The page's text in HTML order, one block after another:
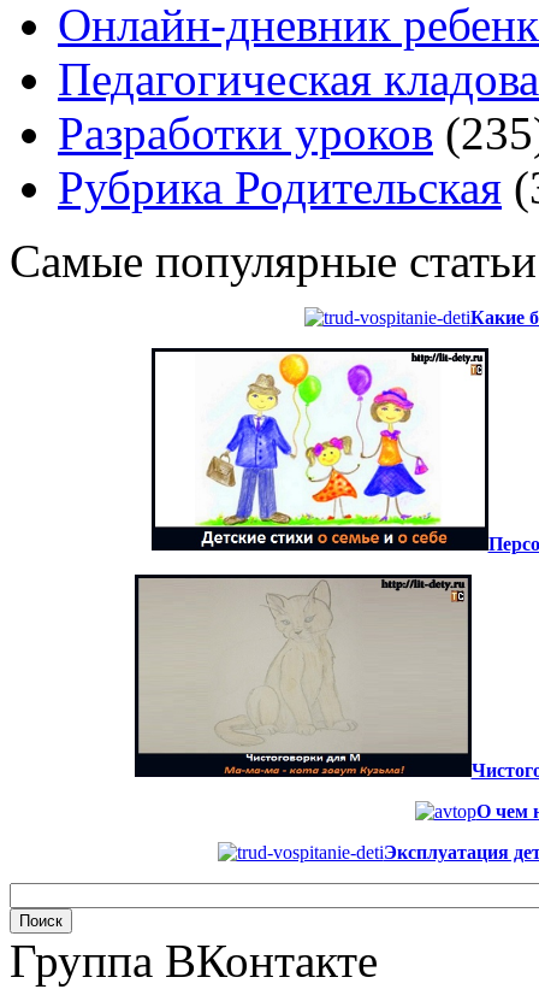
Онлайн-дневник
Педагогическая
Разработки уроков
Рубрика Родительская
Самые популярные
Какие
О чем
Эксплуатация
Группа ВКонтакте